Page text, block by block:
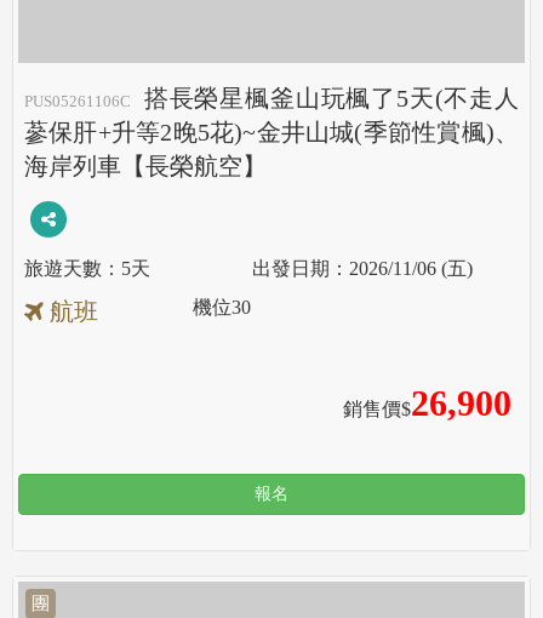
PUS05261106C
搭長榮星楓釜山玩楓了5天(不走人
蔘保肝+升等2晚5花)~金井山城(季節性賞楓)、
海岸列車【長榮航空】
5天 2026/11/06 (五)
航班
銷售價$26,900
機位30
報名
團